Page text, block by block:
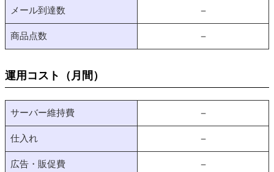
メール到達数 －
商品点数 －
運用コスト（月間）
サーバー維持費 －
仕入れ －
広告・販促費 －